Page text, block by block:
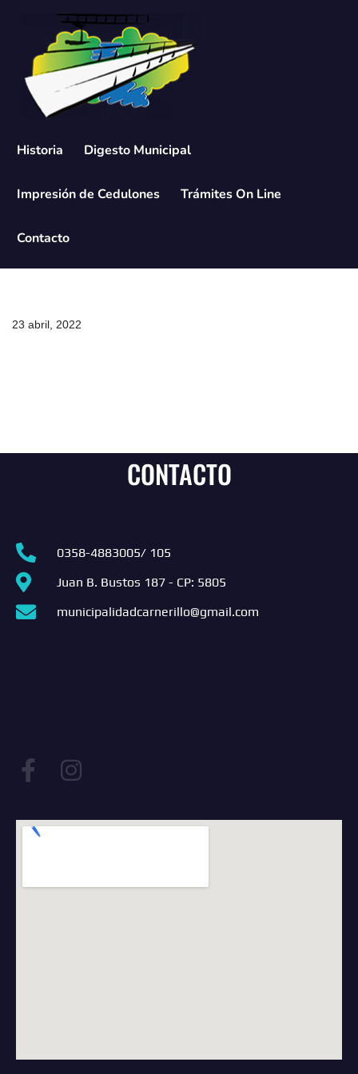
contenido
Historia Digesto Municipal
Impresión de Cedulones Trámites On Line
Contacto
23 abril, 2022
CONTACTO
0358-4883005/ 105
Juan B. Bustos 187 - CP: 5805
municipalidadcarnerillo@gmail.com